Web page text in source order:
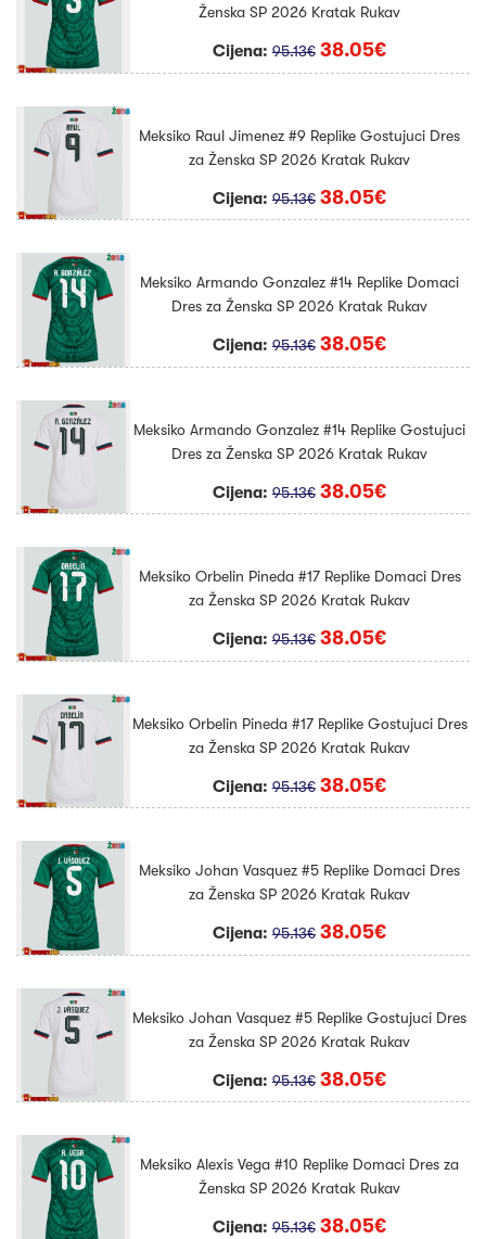
Ženska SP 2026 Kratak Rukav
Cijena:95.13€ 38.05€
Meksiko Raul Jimenez #9 Replike Gostujuci Dres
za Ženska SP 2026 Kratak Rukav
Cijena:95.13€ 38.05€
Meksiko Armando Gonzalez #14 Replike Domaci
Dres za Ženska SP 2026 Kratak Rukav
Cijena:95.13€ 38.05€
Meksiko Armando Gonzalez #14 Replike Gostujuci
Dres za Ženska SP 2026 Kratak Rukav
Cijena:95.13€ 38.05€
Meksiko Orbelin Pineda #17 Replike Domaci Dres
za Ženska SP 2026 Kratak Rukav
Cijena:95.13€ 38.05€
Meksiko Orbelin Pineda #17 Replike Gostujuci Dres
za Ženska SP 2026 Kratak Rukav
Cijena:95.13€ 38.05€
Meksiko Johan Vasquez #5 Replike Domaci Dres
za Ženska SP 2026 Kratak Rukav
Cijena:95.13€ 38.05€
Meksiko Johan Vasquez #5 Replike Gostujuci Dres
za Ženska SP 2026 Kratak Rukav
Cijena:95.13€ 38.05€
Meksiko Alexis Vega #10 Replike Domaci Dres za
Ženska SP 2026 Kratak Rukav
Cijena:95.13€ 38.05€